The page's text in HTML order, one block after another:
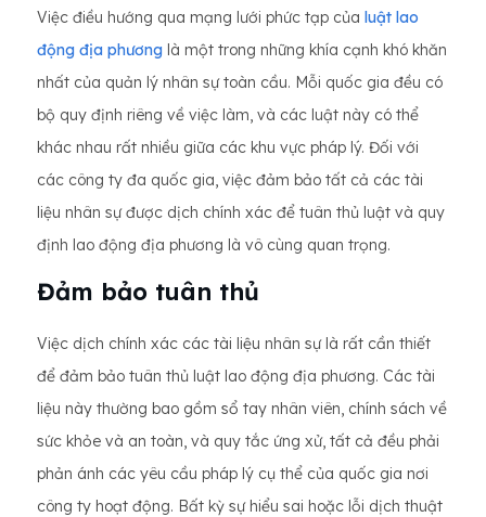
Việc điều hướng qua mạng lưới phức tạp của luật lao
động địa phương là một trong những khía cạnh khó khăn
nhất của quản lý nhân sự toàn cầu. Mỗi quốc gia đều có
bộ quy định riêng về việc làm, và các luật này có thể
khác nhau rất nhiều giữa các khu vực pháp lý. Đối với
các công ty đa quốc gia, việc đảm bảo tất cả các tài
liệu nhân sự được dịch chính xác để tuân thủ luật và quy
định lao động địa phương là vô cùng quan trọng.
Đảm bảo tuân thủ
Việc dịch chính xác các tài liệu nhân sự là rất cần thiết
để đảm bảo tuân thủ luật lao động địa phương. Các tài
liệu này thường bao gồm sổ tay nhân viên, chính sách về
sức khỏe và an toàn, và quy tắc ứng xử, tất cả đều phải
phản ánh các yêu cầu pháp lý cụ thể của quốc gia nơi
công ty hoạt động. Bất kỳ sự hiểu sai hoặc lỗi dịch thuật